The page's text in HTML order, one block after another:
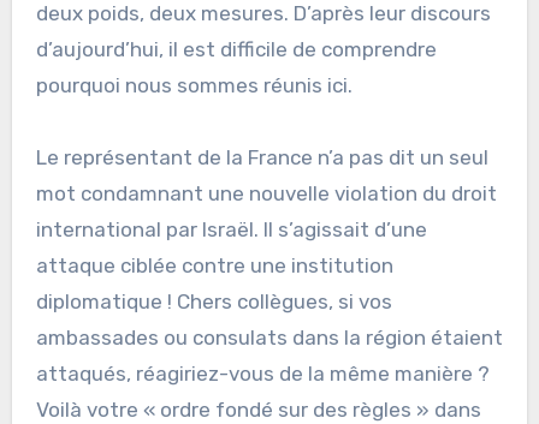
deux poids, deux mesures. D’après leur discours
d’aujourd’hui, il est difficile de comprendre
pourquoi nous sommes réunis ici.
Le représentant de la France n’a pas dit un seul
mot condamnant une nouvelle violation du droit
international par Israël. Il s’agissait d’une
attaque ciblée contre une institution
diplomatique ! Chers collègues, si vos
ambassades ou consulats dans la région étaient
attaqués, réagiriez-vous de la même manière ?
Voilà votre « ordre fondé sur des règles » dans